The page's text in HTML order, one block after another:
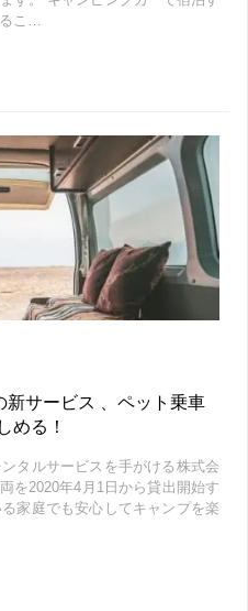
こ…
新サービス 、ペット乗車
める！
タルサービスを手がける株式会
を2020年4月1日から貸出開始す
家庭でも安心してキャンプを楽